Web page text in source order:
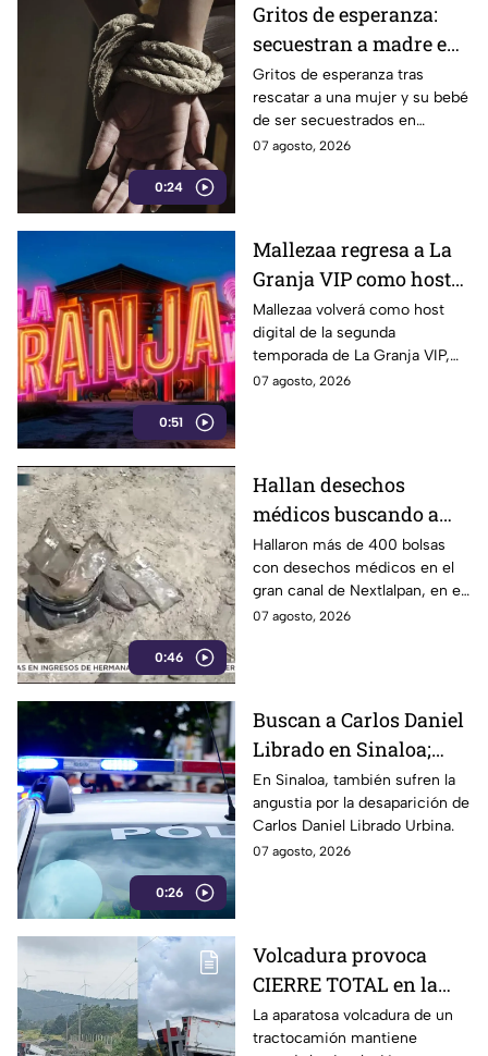
0:24
Gritos de esperanza:
secuestran a madre e
hijo en Zacatecas
Gritos de esperanza tras
rescatar a una mujer y su bebé
de ser secuestrados en
Valparaíso, Zacatecas.
07 agosto, 2026
0:51
Mallezaa regresa a La
Granja VIP como host
digital
Mallezaa volverá como host
digital de la segunda
temporada de La Granja VIP,
donde compartirá entrevistas,
07 agosto, 2026
0:46
Hallan desechos
médicos buscando a
menor en el Estado de
México
Hallaron más de 400 bolsas
con desechos médicos en el
gran canal de Nextlalpan, en el
Estado de México.
07 agosto, 2026
0:26
Buscan a Carlos Daniel
Librado en Sinaloa;
viajó a Mazatlán por
trabajo
En Sinaloa, también sufren la
angustia por la desaparición de
Carlos Daniel Librado Urbina.
07 agosto, 2026
Volcadura provoca
CIERRE TOTAL en la
autopista Puebla-
Orizaba HOY viernes
La aparatosa volcadura de un
tractocamión mantiene